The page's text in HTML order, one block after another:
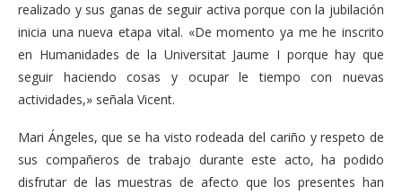
realizado y sus ganas de seguir activa porque con la jubilación
inicia una nueva etapa vital. «De momento ya me he inscrito
en Humanidades de la Universitat Jaume I porque hay que
seguir haciendo cosas y ocupar le tiempo con nuevas
actividades,» señala Vicent.
Mari Ángeles, que se ha visto rodeada del cariño y respeto de
sus compañeros de trabajo durante este acto, ha podido
disfrutar de las muestras de afecto que los presentes han